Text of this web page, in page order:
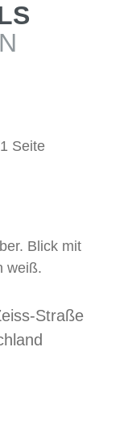
Seite
Blick mit
weiß.
Straße